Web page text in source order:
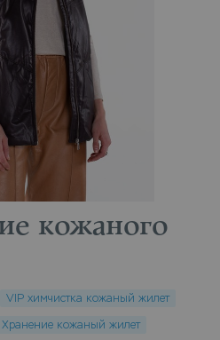
кожаного
VIP химчистка кожаный жилет
Хранение кожаный жилет